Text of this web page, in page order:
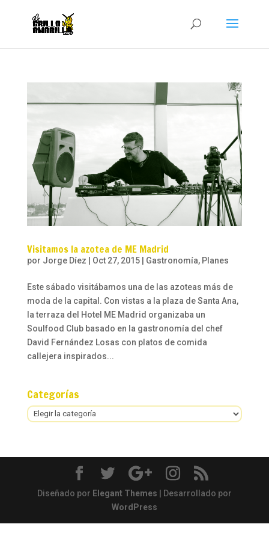
Visitamos la azotea de ME Madrid
por Jorge Díez Oct 27, 2015| Gastronomía, Planes
Este sábado visitábamos una de las azoteas más de
moda de la capital. Con vistas a la plaza de Santa Ana,
la terraza del Hotel ME Madrid organizaba un
Soulfood Club basado en la gastronomía del chef
David Fernández Losas con platos de comida
callejera inspirados...
Categorías
Categorías
Diseñado por Elegant Themes | Desarrollado por
WordPress